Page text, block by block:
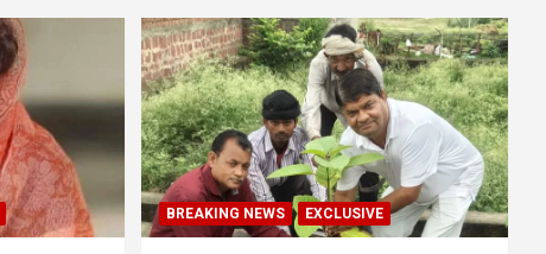
BREAKING NEWS EXCLUSIVE